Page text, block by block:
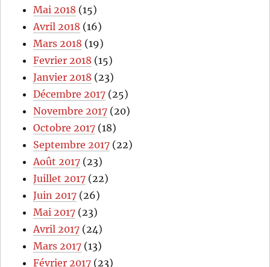
Mai 2018 (15)
Avril 2018 (16)
Mars 2018 (19)
Fevrier 2018 (15)
Janvier 2018 (23)
Décembre 2017 (25)
Novembre 2017 (20)
Octobre 2017 (18)
Septembre 2017 (22)
Août 2017 (23)
Juillet 2017 (22)
Juin 2017 (26)
Mai 2017 (23)
Avril 2017 (24)
Mars 2017 (13)
Février 2017 (23)